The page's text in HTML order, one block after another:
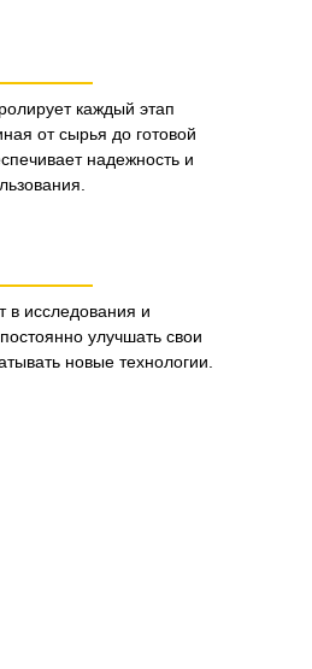
каждый этап
от сырья до готовой
надежность и
в исследования и
улучшать свои
новые технологии.